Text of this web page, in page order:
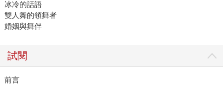
冰冷的話語
雙人舞的領舞者
婚姻與舞伴
試閱
前言